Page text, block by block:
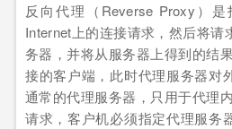
反向代理（Reverse Proxy）
Internet上的连接请求，然后将请
务器，并将从服务器上得到的结
接的客户端，此时代理服务器对
通常的代理服务器，只用于代理
请求，客户机必须指定代理服务